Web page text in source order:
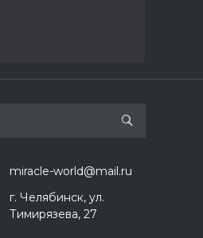
miracle-world@mail.ru
г. Челябинск, ул.
Тимирязева, 27